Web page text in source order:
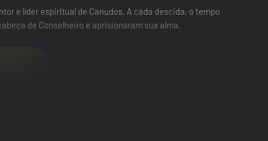
e líder espiritual de Canudos. A cada descida, o tempo
de Conselheiro e aprisionaram sua alma.